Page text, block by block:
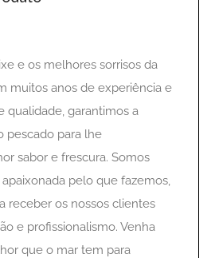
e os melhores sorrisos da
muitos anos de experiência e
qualidade, garantimos a
pescado para lhe
sabor e frescura. Somos
pelo que fazemos,
receber os nossos clientes
e profissionalismo. Venha
que o mar tem para